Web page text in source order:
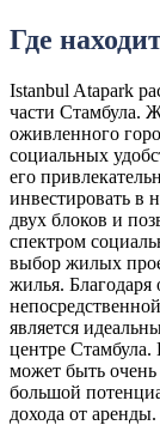
Где
Istanbul Atapark
части Стамбула.
оживленного
социальных
его
инвестировать в
двух блоков и
спектром
выбор жилых
жилья.
является
центре
может быть
большой
дохода от аренды.